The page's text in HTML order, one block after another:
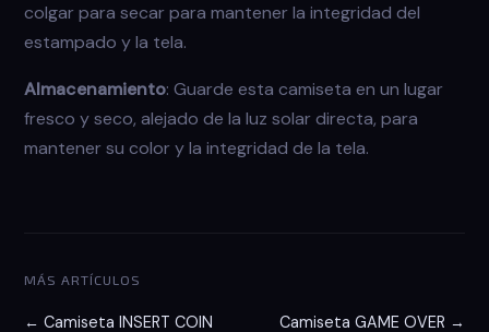
colgar para secar para mantener la integridad del
estampado y la tela.
Almacenamiento: Guarde esta camiseta en un lugar
fresco y seco, alejado de la luz solar directa, para
mantener su color y la integridad de la tela.
MÁS ARTÍCULOS
← Camiseta INSERT COIN Camiseta GAME OVER →